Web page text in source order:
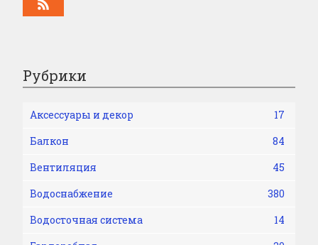
Рубрики
Аксессуары и декор
17
Балкон
84
Вентиляция
45
Водоснабжение
380
Водосточная система
14